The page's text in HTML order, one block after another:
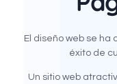
El diseño web se ha
éxito de
Un sitio web